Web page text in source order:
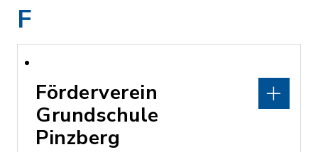
F
Förderverein
Grundschule
Pinzberg